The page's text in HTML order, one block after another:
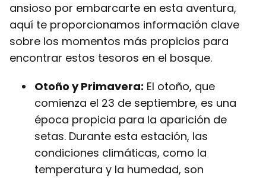
ansioso por embarcarte en esta aventura,
aquí te proporcionamos información clave
sobre los momentos más propicios para
encontrar estos tesoros en el bosque.
Otoño y Primavera: El otoño, que
comienza el 23 de septiembre, es una
época propicia para la aparición de
setas. Durante esta estación, las
condiciones climáticas, como la
temperatura y la humedad, son